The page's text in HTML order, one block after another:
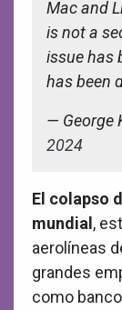
Mac and
is not a
issue has
has been
— George
2024
El colapso
mundial ,
aerolíneas
grandes
como